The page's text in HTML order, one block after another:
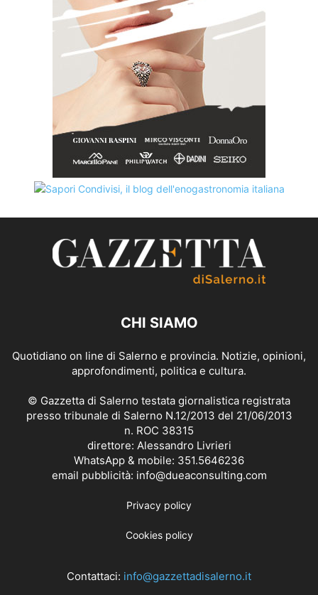
CHI SIAMO
Quotidiano on line di Salerno e provincia. Notizie, opinioni,
approfondimenti, politica e cultura.
© Gazzetta di Salerno testata giornalistica registrata
presso tribunale di Salerno N.12/2013 del 21/06/2013
n. ROC 38315
direttore: Alessandro Livrieri
WhatsApp & mobile: 351.5646236
email pubblicità: info@dueaconsulting.com
Privacy policy
Cookies policy
Contattaci: info@gazzettadisalerno.it